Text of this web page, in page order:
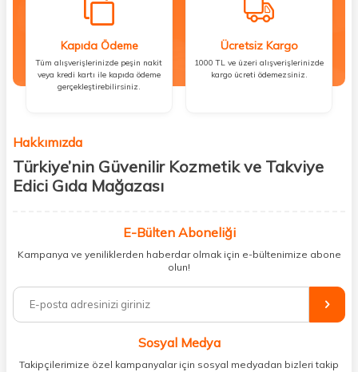
Kapıda Ödeme
Tüm alışverişlerinizde peşin nakit
veya kredi kartı ile kapıda ödeme
gerçekleştirebilirsiniz.
Ücretsiz Kargo
1000 TL ve üzeri alışverişlerinizde
kargo ücreti ödemezsiniz.
Hakkımızda
Türkiye’nin Güvenilir Kozmetik ve Takviye
Edici Gıda Mağazası
kişisel bakım hem de takviye edici gıda ürünlerini sizlerle
buluşturuyoruz. Artık mağaza mağaza dolaşmanıza gerek yok;
ihtiyacınız olan her şeyi tek bir çatı altında topluyor ve kapınıza kadar
%100 orijinal kozmetik ve sağlık ürünleriyle güzelliğinizi tamamlayabilir,
vücudunuzu desteklemek için güvenilir takviye edici gıdalara
minerallere kadar binlerce ürünü uygun fiyat ve hızlı kargo avantajıyla
sunuyoruz.
E-Bülten Aboneliği
Kampanya ve yeniliklerden haberdar olmak için e-bültenimize abone
olun!
Sosyal Medya
Takipçilerimize özel kampanyalar için sosyal medyadan bizleri takip